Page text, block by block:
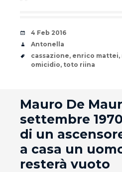
Date
4 Feb 2016
Author
Antonella
Tags
cassazione, enrico mattei,
omicidio, toto riina
Mauro De
settembre
di un
a casa un
resterà vuoto